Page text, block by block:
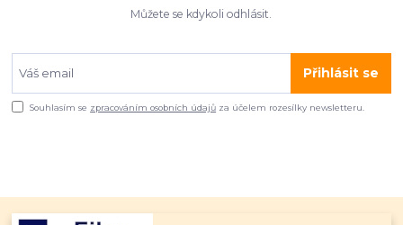
Můžete se kdykoli odhlásit.
Přihlásit se
Souhlasím se zpracováním osobních údajů za účelem rozesílky newsletteru.